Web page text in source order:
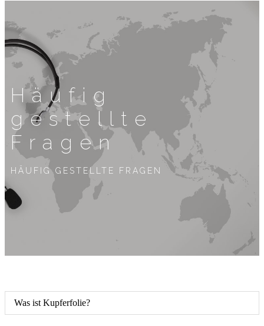
Häufig
gestellte
Fragen
HÄUFIG GESTELLTE FRAGEN
Was ist Kupferfolie?